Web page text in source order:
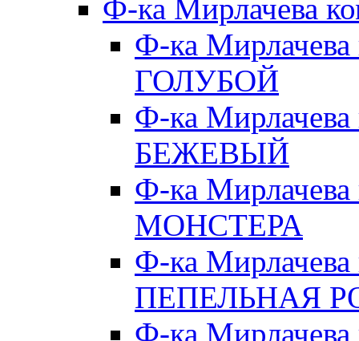
Ф-ка Мирлачева
Ф-ка
ГОЛУБОЙ
Ф-ка
БЕЖЕВЫЙ
Ф-ка
МОНСТЕРА
Ф-ка
ПЕПЕЛЬНАЯ
Ф-ка